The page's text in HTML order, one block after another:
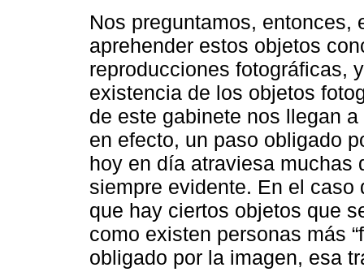
Nos preguntamos, entonces,
aprehender estos objetos
reproducciones fotográficas,
existencia de los objetos
de este gabinete nos llegan
en efecto, un paso obligado
hoy en día atraviesa muchas
siempre evidente. En el
que hay ciertos objetos que
como existen personas más
obligado por la imagen, esa